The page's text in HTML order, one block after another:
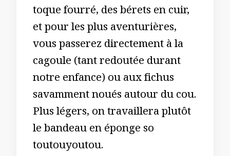
toque fourré, des bérets en cuir,
et pour les plus aventurières,
vous passerez directement à la
cagoule (tant redoutée durant
notre enfance) ou aux fichus
savamment noués autour du cou.
Plus légers, on travaillera plutôt
le bandeau en éponge so
toutouyoutou.